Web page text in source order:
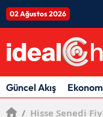
02 Ağustos 2026
Güncel Akış
/ Hisse Senedi